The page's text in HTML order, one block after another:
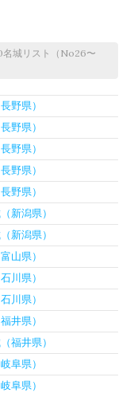
名城リスト（No26〜
野県）
野県）
野県）
野県）
野県）
新潟県）
新潟県）
山県）
川県）
川県）
井県）
福井県）
阜県）
阜県）